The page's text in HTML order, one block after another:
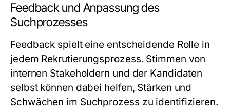
Feedback und Anpassung des
Suchprozesses
Feedback spielt eine entscheidende Rolle in
jedem Rekrutierungsprozess. Stimmen von
internen Stakeholdern und der Kandidaten
selbst können dabei helfen, Stärken und
Schwächen im Suchprozess zu identifizieren.